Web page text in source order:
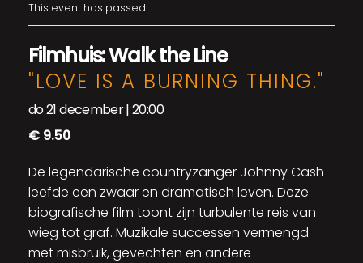
This event has passed.
Filmhuis: Walk the Line
"LOVE IS A BURNING THING."
do 21 december | 20:00
€ 9.50
De legendarische countryzanger Johnny Cash
leefde een zwaar en dramatisch leven. Deze
biografische film toont zijn turbulente reis van
wieg tot graf. Muzikale successen vermengd
met misbruik, gevechten en andere